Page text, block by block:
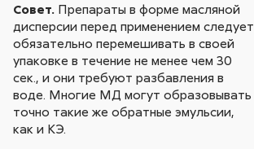
Совет. Препараты в форме масляной
дисперсии перед применением следует
обязательно перемешивать в своей
упаковке в течение не менее чем 30
сек., и они требуют разбавления в
воде. Многие МД могут образовывать
точно такие же обратные эмульсии,
как и КЭ.